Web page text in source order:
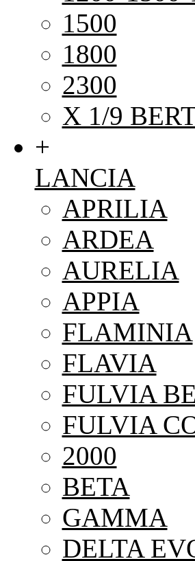
1500
1800
2300
X 1/9
+
LANCIA
APRILIA
ARDEA
AURELIA
APPIA
FLAMINIA
FLAVIA
FULVIA
FULVIA
2000
BETA
GAMMA
DELTA